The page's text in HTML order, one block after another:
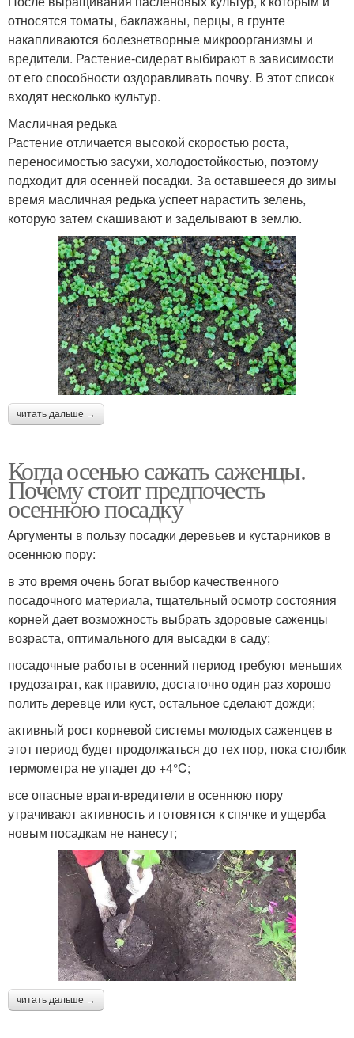
относятся томаты, баклажаны, перцы, в грунте
накапливаются болезнетворные микроорганизмы и
вредители. Растение-сидерат выбирают в зависимости
от его способности оздоравливать почву. В этот список
входят несколько культур.
Масличная редька
Растение отличается высокой скоростью роста,
переносимостью засухи, холодостойкостью, поэтому
подходит для осенней посадки. За оставшееся до зимы
время масличная редька успеет нарастить зелень,
которую затем скашивают и заделывают в землю.
читать дальше →
Когда осенью сажать саженцы.
Почему стоит предпочесть
осеннюю посадку
Аргументы в пользу посадки деревьев и кустарников в
осеннюю пору:
в это время очень богат выбор качественного
посадочного материала, тщательный осмотр состояния
корней дает возможность выбрать здоровые саженцы
возраста, оптимального для высадки в саду;
посадочные работы в осенний период требуют меньших
трудозатрат, как правило, достаточно один раз хорошо
полить деревце или куст, остальное сделают дожди;
активный рост корневой системы молодых саженцев в
этот период будет продолжаться до тех пор, пока столбик
термометра не упадет до +4°C;
все опасные враги-вредители в осеннюю пору
утрачивают активность и готовятся к спячке и ущерба
новым посадкам не нанесут;
читать дальше →